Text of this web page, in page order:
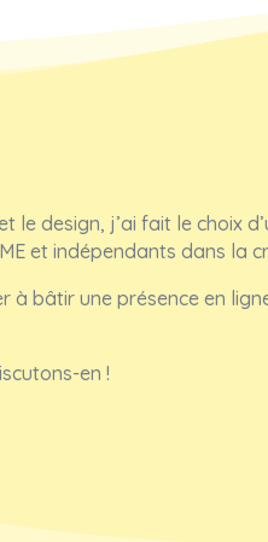
le design, j’ai fait le choix
et indépendants dans la
à bâtir une présence en
en !